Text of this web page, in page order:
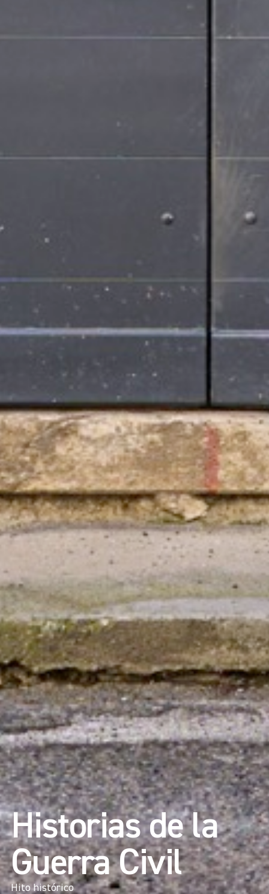
Historias de la
Guerra Civil
Hito histórico